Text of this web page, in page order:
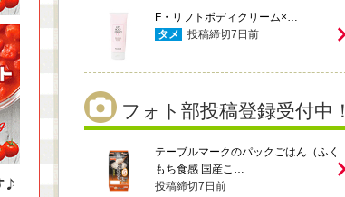
F・リフトボディクリーム×…
タメ
投稿締切7 日前
フォト部投稿登録受付中！
テーブルマークのパックごはん（ふく
もち食感 国産こ…
投稿締切7 日前